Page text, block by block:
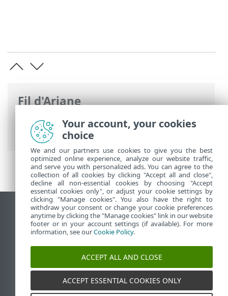
Fil d'Ariane
Aide en ligne d'ESET>ESET Glossary>
Détections >Virus > Virus recouvrant
Afficher le site pour ordinateur de bureau
End of Life
Base de connaissances ESET
Forum ESET
ESET Status Portal
Assistance régionale
Your account, your cookies
choice
We and our partners use cookies to give you the best
optimized online experience, analyze our website traffic,
and serve you with personalized ads. You can agree to the
collection of all cookies by clicking "Accept all and close",
decline all non-essential cookies by choosing "Accept
essential cookies only", or adjust your cookie settings by
clicking "Manage cookies". You also have the right to
withdraw your consent or change your cookie preferences
anytime by clicking the "Manage cookies" link in our website
footer or in your account settings (if available). For more
information, see ourCookie Policy.
ACCEPT ALL AND CLOSE
ACCEPT ESSENTIAL COOKIES ONLY